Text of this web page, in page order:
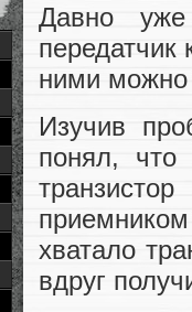
Давно
передатчик
ними можно
Изучив
понял,
хватало
вдруг